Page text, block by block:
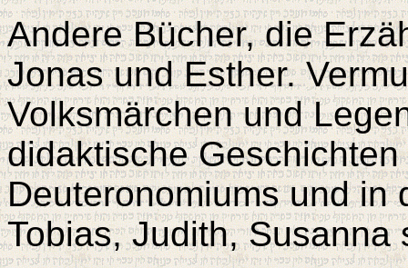
Andere Bücher, die
Jonas und Esther.
Volksmärchen und
didaktische
Deuteronomiums und in
Tobias, Judith,